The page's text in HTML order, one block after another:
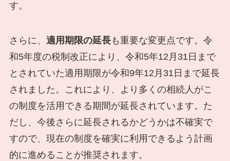
す。
さらに、 適用期限の延長も重要な変更点です。令
和5年度の税制改正により、令和5年12月31日まで
とされていた適用期限が令和9年12月31日まで延長
されました。これにより、より多くの相続人がこ
の制度を活用できる期間が延長されています。た
だし、今後さらに延長されるかどうかは不確実で
すので、現在の制度を確実に利用できるよう計画
的に進めることが推奨されます。